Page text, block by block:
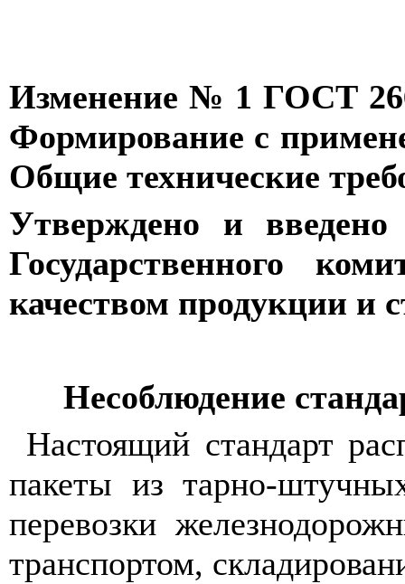
Изменение № 1 ГОСТ
Формирование с
Общие технические
Утверждено и введено
Государственного
качеством продукции и
Несоблюдение
Настоящий стандарт
пакеты из тарно-
перевозки
транспортом,